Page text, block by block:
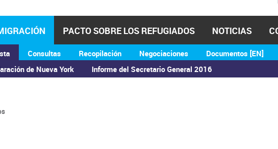
de Nueva York Informe del Secretario General 2016
Consultas Recopilación Negociaciones Documentos [EN]
PACTO SOBRE LOS REFUGIADOS NOTICIAS